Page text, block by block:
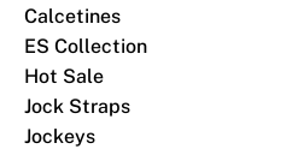
Calcetines
ES Collection
Hot Sale
Jock Straps
Jockeys